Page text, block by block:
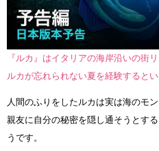
『ルカ』はイタリアの海岸沿いの街
ルカが忘れられない夏を経験すると
人間のふりをしたルカは実は海のモ
親友に自分の秘密を隠し通そうとす
うです。